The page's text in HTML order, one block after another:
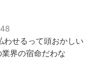
わせるって頭おかしい
界の宿命だわな